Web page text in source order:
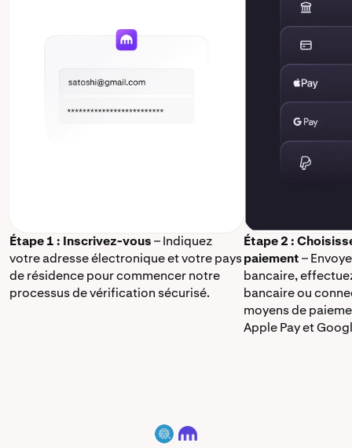
Étape 1 : Inscrivez-vous– Indiquez
votre adresse électronique et votre pays
de résidence pour commencer notre
processus de vérification sécurisé.
Étape 2 :
paiement–
bancaire,
bancaire ou
moyens de
Apple Pay et
QTUM